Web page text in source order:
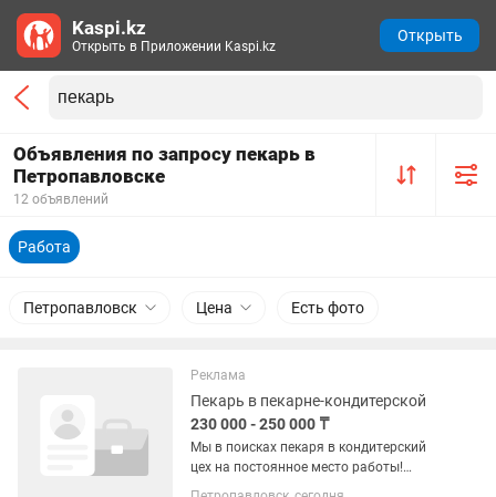
Объявления по запросу пекарь в
Петропавловске
12 объявлений
Работа
Петропавловск Цена Есть фото
Реклама
Пекарь в пекарне-кондитерской
230 000 - 250 000 ₸
Мы в поисках пекаря в кондитерский
цех на постоянное место работы!
Рассматриваем без опыта, всему
Kaspi.kz
Открыть в Приложении Kaspi.kz
Открыть